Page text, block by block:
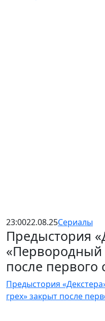
23:0022.08.25Сериалы
Предыстория
«Первородный
после первого
Предыстория
грех» закрыт после